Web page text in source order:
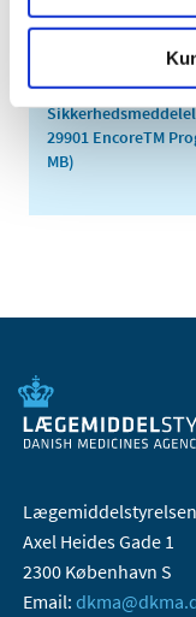
29901 EncoreTM
29901 EncoreTM
MB)
Lægemiddelstyrelsen
Axel Heides Gade 1
2300 København S
Email: